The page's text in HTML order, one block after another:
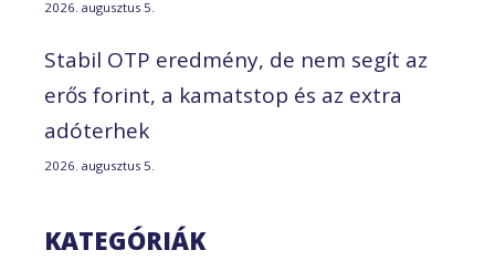
2026. augusztus 5.
Stabil OTP eredmény, de nem segít az
erős forint, a kamatstop és az extra
adóterhek
2026. augusztus 5.
KATEGÓRIÁK